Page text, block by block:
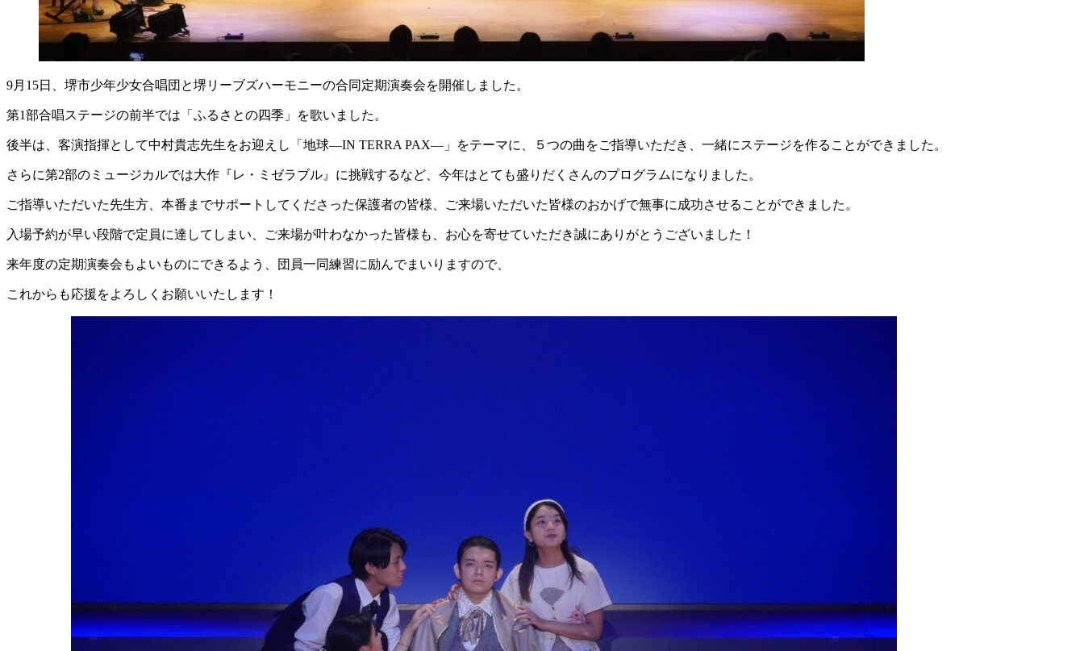
9月15日、堺市少年少女合唱団と堺リーブズハーモニーの合同定期演奏会を開催しました。
第1部合唱ステージの前半では「ふるさとの四季」を歌いました。
後半は、客演指揮として中村貴志先生をお迎えし「地球―IN TERRA PAX―」をテーマに、５つの曲をご指導いただき、一緒にステージを作ることができました。
さらに第2部のミュージカルでは大作『レ・ミゼラブル』に挑戦するなど、今年はとても盛りだくさんのプログラムになりました。
ご指導いただいた先生方、本番までサポートしてくださった保護者の皆様、ご来場いただいた皆様のおかげで無事に成功させることができました。
入場予約が早い段階で定員に達してしまい、ご来場が叶わなかった皆様も、お心を寄せていただき誠にありがとうございました！
来年度の定期演奏会もよいものにできるよう、団員一同練習に励んでまいりますので、
これからも応援をよろしくお願いいたします！